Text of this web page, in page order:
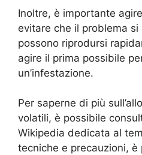
Inoltre, è importante
evitare che il problema si
possono riprodursi
agire il prima possibile
un’infestazione.
Per saperne di più
volatili, è possibile
Wikipedia dedicata al
tecniche e precauzioni, è